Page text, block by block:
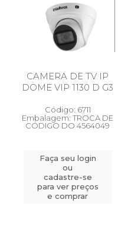
CAMERA DE TV IP
DOME VIP 1130 D G3
Código: 6711
Embalagem: TROCA DE
CÓDIGO DO 4564049
Faça seu login
ou
cadastre-se
para ver preços
e comprar